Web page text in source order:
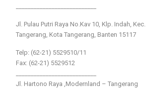
Jl. Pulau Putri Raya No.Kav 10, Klp. Indah, Kec.
Tangerang, Kota Tangerang, Banten 15117
Telp: (62-21) 5529510/11
Fax: (62-21) 5529512
Jl. Hartono Raya ,Modernland – Tangerang